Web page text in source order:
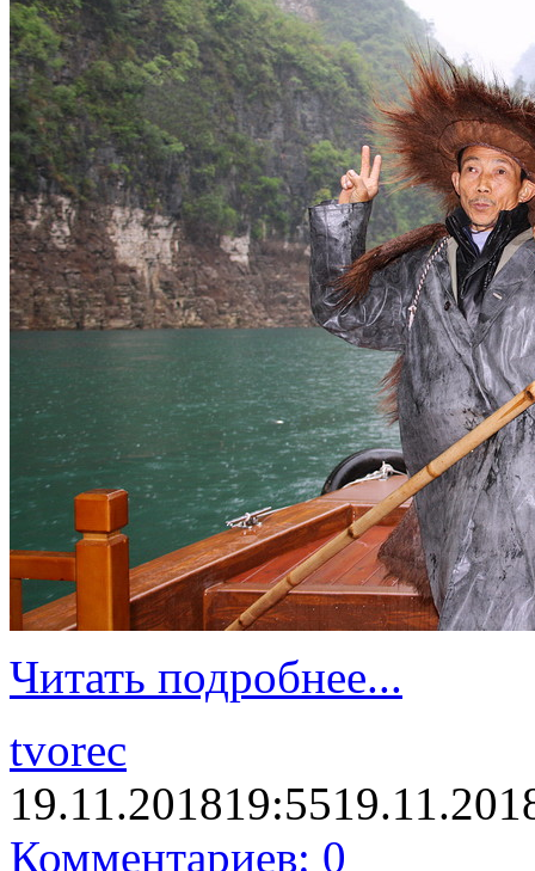
Читать подробнее...
tvorec
19.11.201819:55
Комментариев: 0